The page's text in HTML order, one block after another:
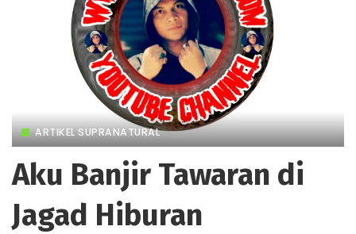
ARTIKEL SUPRANATURAL
Aku Banjir Tawaran di
Jagad Hiburan